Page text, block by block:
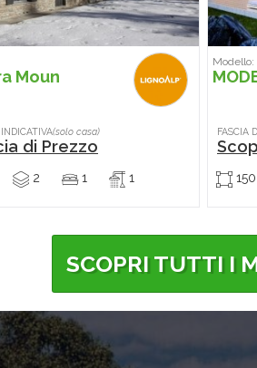
Moun
(solo casa)
di Prezzo
2 1 1
Modello:
FASCIA
SCOPRI TUTTI I